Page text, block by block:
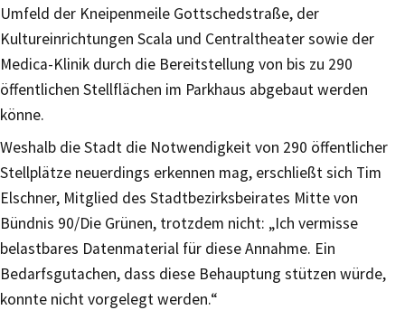
Umfeld der Kneipenmeile Gottschedstraße, der
Kultureinrichtungen Scala und Centraltheater sowie der
Medica-Klinik durch die Bereitstellung von bis zu 290
öffentlichen Stellflächen im Parkhaus abgebaut werden
könne.
Weshalb die Stadt die Notwendigkeit von 290 öffentlicher
Stellplätze neuerdings erkennen mag, erschließt sich Tim
Elschner, Mitglied des Stadtbezirksbeirates Mitte von
Bündnis 90/Die Grünen, trotzdem nicht: „Ich vermisse
belastbares Datenmaterial für diese Annahme. Ein
Bedarfsgutachen, dass diese Behauptung stützen würde,
konnte nicht vorgelegt werden.“